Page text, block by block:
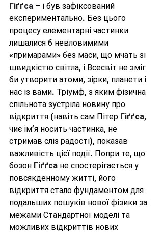
Гіґґса – і був зафіксований
експериментально. Без цього
процесу елементарні частинки
лишалися б невловимими
«примарами» без маси, що мчать зі
швидкістю світла, і Всесвіт не зміг
би утворити атоми, зірки, планети і
нас із вами. Тріумф, з яким фізична
спільнота зустріла новину про
відкриття (навіть сам Пітер Гіґґса,
чиє ім’я носить частинка, не
стримав сліз радості), показав
важливість цієї події. Попри те, що
бозон Гіґґса не спостерігається у
повсякденному житті, його
відкриття стало фундаментом для
подальших пошуків нової фізики за
межами Стандартної моделі та
можливих відкриттів нових